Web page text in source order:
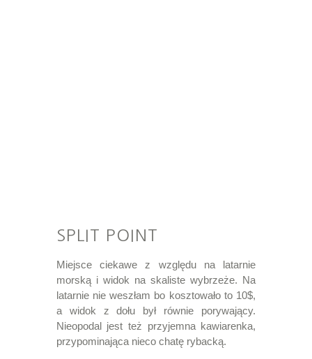
SPLIT POINT
Miejsce ciekawe z względu na latarnie
morską i widok na skaliste wybrzeże. Na
latarnie nie weszłam bo kosztowało to 10$,
a widok z dołu był równie porywający.
Nieopodal jest też przyjemna kawiarenka,
przypominająca nieco chatę rybacką.